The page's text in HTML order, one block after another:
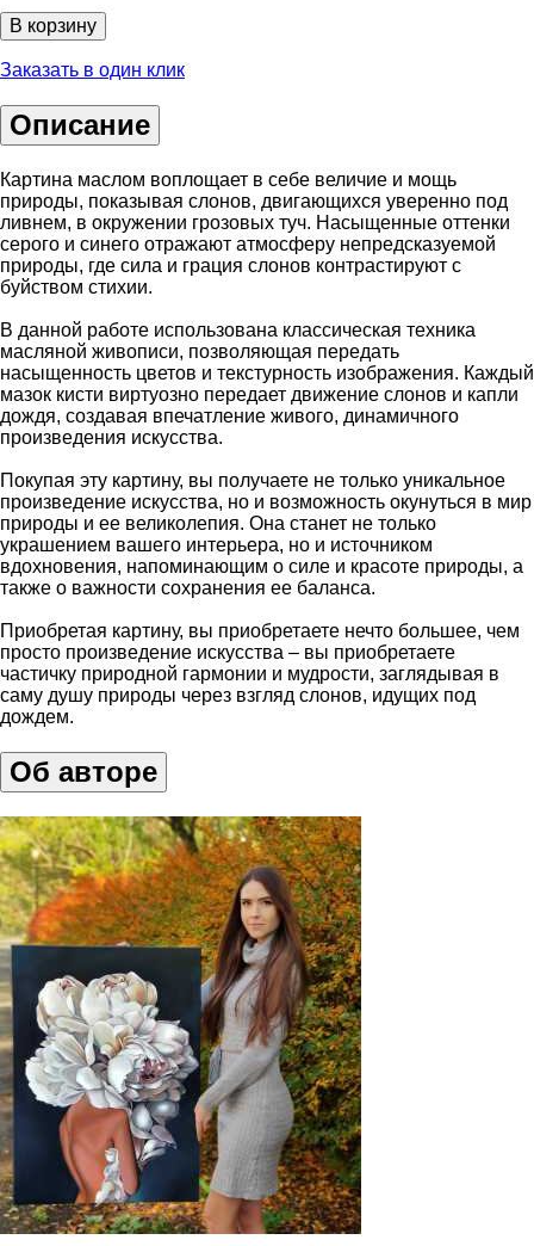
В корзину
Заказать в один клик
Описание
Картина маслом воплощает в себе величие и мощь
природы, показывая слонов, двигающихся уверенно под
ливнем, в окружении грозовых туч. Насыщенные оттенки
серого и синего отражают атмосферу непредсказуемой
природы, где сила и грация слонов контрастируют с
буйством стихии.
В данной работе использована классическая техника
масляной живописи, позволяющая передать
насыщенность цветов и текстурность изображения. Каждый
мазок кисти виртуозно передает движение слонов и капли
дождя, создавая впечатление живого, динамичного
произведения искусства.
Покупая эту картину, вы получаете не только уникальное
произведение искусства, но и возможность окунуться в мир
природы и ее великолепия. Она станет не только
украшением вашего интерьера, но и источником
вдохновения, напоминающим о силе и красоте природы, а
также о важности сохранения ее баланса.
Приобретая картину, вы приобретаете нечто большее, чем
просто произведение искусства – вы приобретаете
частичку природной гармонии и мудрости, заглядывая в
саму душу природы через взгляд слонов, идущих под
дождем.
Об авторе